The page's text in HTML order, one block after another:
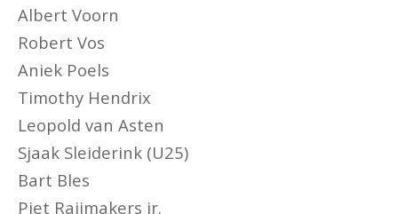
Albert Voorn
Robert Vos
Aniek Poels
Timothy Hendrix
Leopold van Asten
Sjaak Sleiderink (U25)
Bart Bles
Piet Raijmakers jr.